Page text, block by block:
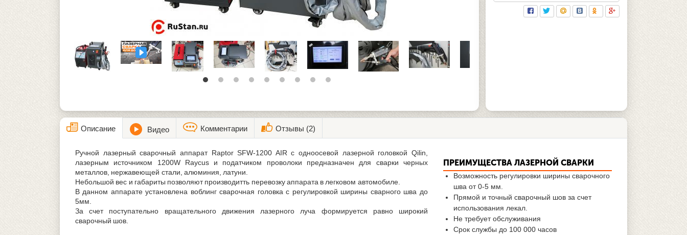
Описание Видео Комментарии Отзывы (2)
Ручной лазерный сварочный аппарат Raptor SFW-1200 AIR с одноосевой лазерной головкой Qilin,
лазерным источником 1200W Raycus и податчиком проволоки предназначен для сварки черных
металлов, нержавеющей стали, алюминия, латуни.
Небольшой вес и габариты позволяют производитть перевозку аппарата в легковом автомобиле.
В данном аппарате установлена воблинг сварочная головка с регулировкой ширины сварного шва до
5мм.
За счет поступательно вращательного движения лазерного луча формируется равно широкий
сварочный шов.
ПРЕИМУЩЕСТВА ЛАЗЕРНОЙ СВАРКИ
Возможность регулировки ширины сварочного
шва от 0-5 мм.
Прямой и точный сварочный шов за счет
использования лекал.
Не требует обслуживания
Срок службы до 100 000 часов